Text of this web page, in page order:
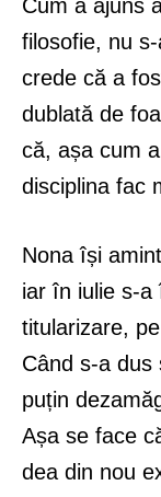
Cum a ajuns
filosofie, nu
crede că a
dublată de
că, așa cum
disciplina fac
Nona își
iar în iulie s-a
titularizare,
Când s-a dus
puțin
Așa se face
dea din nou